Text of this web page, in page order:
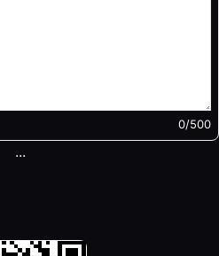
0/500
...